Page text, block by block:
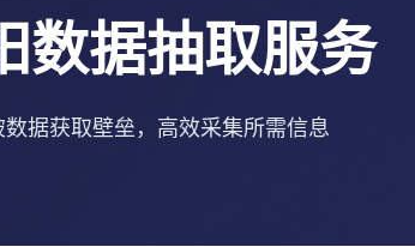
数据抽取服务
数据获取壁垒，高效采集所需信息